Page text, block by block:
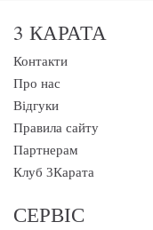
3 КАРАТА
Контакти
Про нас
Відгуки
Правила сайту
Партнерам
Клуб 3Карата
СЕРВІС